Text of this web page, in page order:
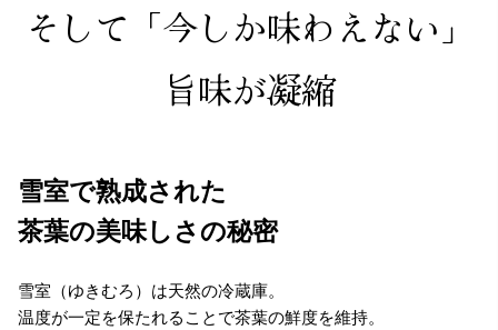
そして「今しか味わえない」
旨味が凝縮
雪室で熟成された
茶葉の美味しさの秘密
雪室（ゆきむろ）は天然の冷蔵庫。
温度が一定を保たれることで茶葉の鮮度を維持。